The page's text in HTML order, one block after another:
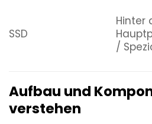
SSD
Hinter
/
Aufbau und
verstehen